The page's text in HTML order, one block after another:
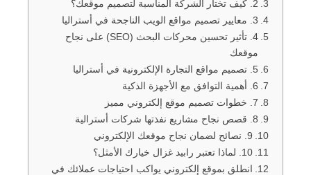
4. تأثير تحسين محركات البحث (SEO) على نجاح
انطلق بموقع إلكتروني يواكب احتياجات عملائك في